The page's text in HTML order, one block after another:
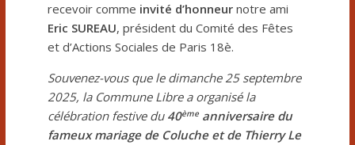
recevoir comme invité d’honneur notre ami
Eric SUREAU, président du Comité des Fêtes
et d’Actions Sociales de Paris 18è.
Souvenez-vous que le dimanche 25 septembre
2025, la Commune Libre a organisé la
célébration festive du 40èmeanniversaire du
fameux mariage de Coluche et de Thierry Le